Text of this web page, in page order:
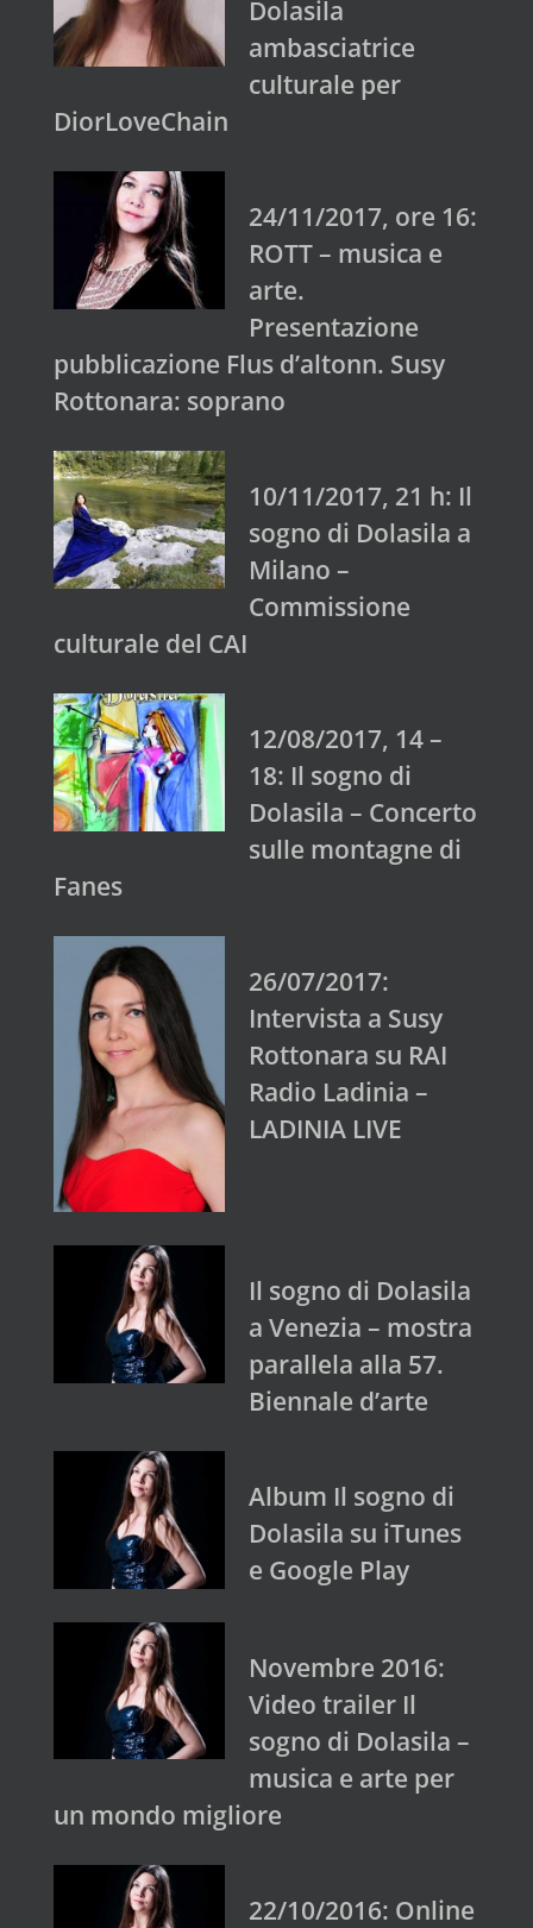
Dolasila
ambasciatrice
culturale per
DiorLoveChain
24/11/2017, ore 16:
ROTT – musica e
arte.
Presentazione
pubblicazione Flus d’altonn. Susy
Rottonara: soprano
10/11/2017, 21 h: Il
sogno di Dolasila a
Milano –
Commissione
culturale del CAI
12/08/2017, 14 –
18: Il sogno di
Dolasila – Concerto
sulle montagne di
Fanes
26/07/2017:
Intervista a Susy
Rottonara su RAI
Radio Ladinia –
LADINIA LIVE
Il sogno di Dolasila
a Venezia – mostra
parallela alla 57.
Biennale d’arte
Album Il sogno di
Dolasila su iTunes
e Google Play
Novembre 2016:
Video trailer Il
sogno di Dolasila –
musica e arte per
un mondo migliore
22/10/2016: Online